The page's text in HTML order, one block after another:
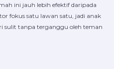
ini jauh lebih efektif daripada
fokus satu lawan satu, jadi anak
sulit tanpa terganggu oleh teman